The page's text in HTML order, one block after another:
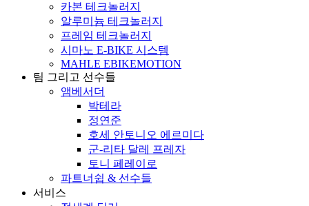
카본 테크놀러지
알루미늄 테크놀러지
프레임 테크놀러지
시마노 E-BIKE 시스템
MAHLE EBIKEMOTION
팀 그리고 선수들
앰베서더
박테라
정연준
호세 안토니오 에르미다
군-리타 달레 프레자
토니 페레이로
파트너쉽 & 선수들
서비스